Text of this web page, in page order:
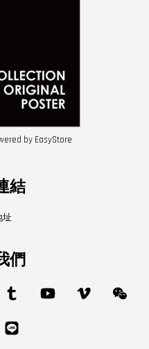
by EasyStore
結
址
們
Tumblr YouTube Vimeo